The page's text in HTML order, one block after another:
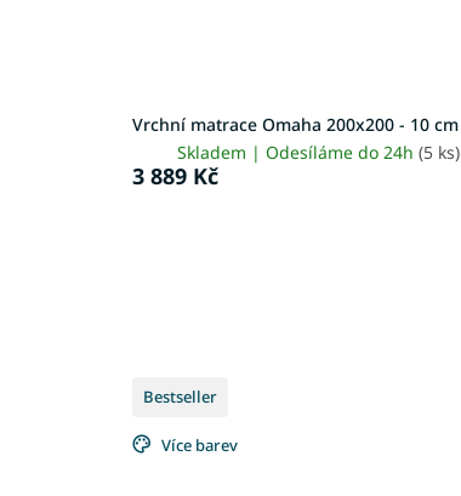
Vrchní matrace Omaha 200x200 - 10 cm
Skladem | Odesíláme do 24h(5 ks)
3 889 Kč
Bestseller
Více barev